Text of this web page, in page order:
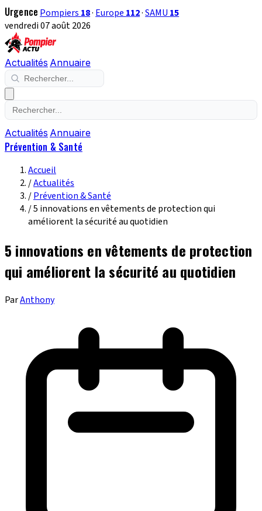
Urgence Pompiers 18· Europe 112·SAMU 15
vendredi 07 août 2026
Actualités Annuaire
Actualités Annuaire
Prévention & Santé
Accueil
/Actualités
/Prévention & Santé
/5 innovations en vêtements de protection qui
améliorent la sécurité au quotidien
5 innovations en vêtements de protection
qui améliorent la sécurité au quotidien
ParAnthony